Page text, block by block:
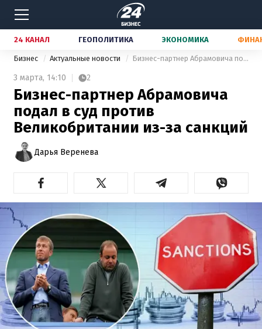
24 КАНАЛ ГЕОПОЛИТИКА ЭКОНОМИКА
Бизнес Актуальные новости Бизнес-партнер Абрамовича подал в суд против Великобритании из-за санкций
3 марта, 14:10 2
Бизнес-партнер Абрамовича
подал в суд против
Великобритании из-за санкций
Дарья Веренева